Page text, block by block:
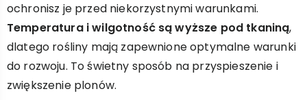
ochronisz je przed niekorzystnymi warunkami.
Temperatura i wilgotność są wyższe pod tkaniną,
dlatego rośliny mają zapewnione optymalne warunki
do rozwoju. To świetny sposób na przyspieszenie i
zwiększenie plonów.